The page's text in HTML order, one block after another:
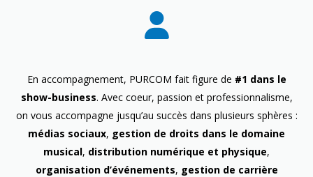
En accompagnement, PURCOM fait figure de #1 dans le
show-business. Avec coeur, passion et professionnalisme,
on vous accompagne jusqu’au succès dans plusieurs sphères :
médias sociaux, gestion de droits dans le domaine
musical, distribution numérique et physique,
organisation d’événements, gestion de carrière